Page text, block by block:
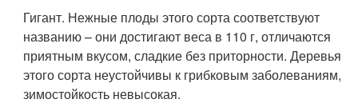
Гигант. Нежные плоды этого сорта соответствуют
названию – они достигают веса в 110 г, отличаются
приятным вкусом, сладкие без приторности. Деревья
этого сорта неустойчивы к грибковым заболеваниям,
зимостойкость невысокая.